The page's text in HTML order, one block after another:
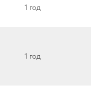
1 год
1 год